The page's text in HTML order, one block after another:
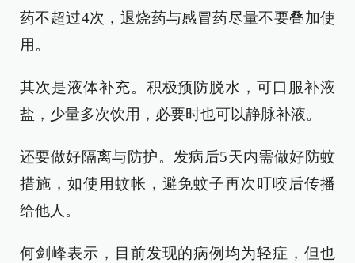
药不超过4次，退烧药与感冒药尽量不要叠加使
用。
其次是液体补充。积极预防脱水，可口服补液
盐，少量多次饮用，必要时也可以静脉补液。
还要做好隔离与防护。发病后5天内需做好防蚊
措施，如使用蚊帐，避免蚊子再次叮咬后传播
给他人。
何剑峰表示，目前发现的病例均为轻症，但也